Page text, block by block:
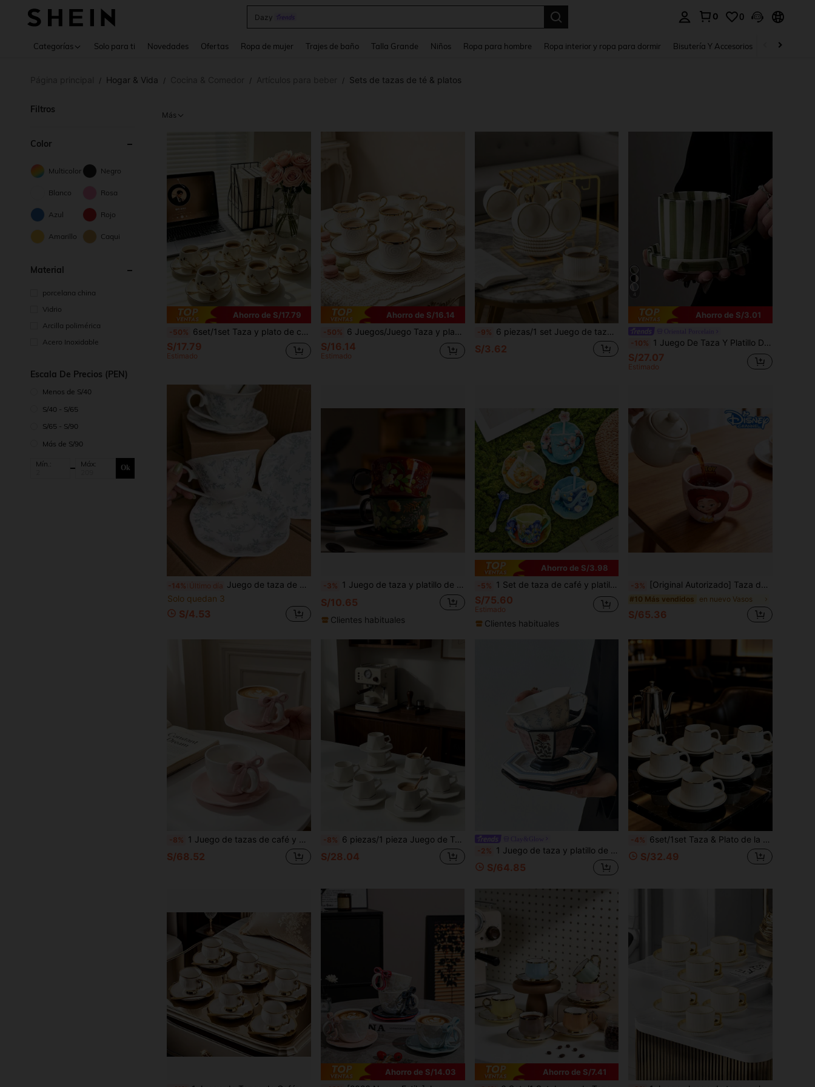
Dazy
0 0
Categorías Solo para ti Novedades Ofertas Ropa de mujer Trajes de baño Talla Grande Niños Ropa para hombre Ropa interior y ropa para dormir Bisutería Y Accesorios Zapatos
/ Hogar & Vida / / / Sets de tazas de té & platos
Filtros
Color
Multicolor Negro
Blanco Rosa
Azul Rojo
Amarillo Caqui
Material
porcelana china
Vidrio
Arcilla polimérica
Acero Inoxidable
Escala De Precios (PEN)
Menos de S/40
S/40 - S/65
S/65 - S/90
Más de S/90
Mín.: Máx: Ok
Más
Ahorro de S/17.79
-50% 6set/1set Taza y plato de cerámica con relieve de flor de ciruelo de 90ML, taza de arte de espresso latte, exquisita taza de té de la tarde que incluye taza de café y plato. Adecuado para hotel, restaurante, uso doméstico, decoración de mesa, té de la tarde, beber café, té de flores, regalo personalizado, recuerdo, fiesta, reunión, cumpleaños, regalo de boda y cena. Adecuado como regalo del Día de San Valentín para él, regalo del Día de la Madre
S/17.79
Estimado
Ahorro de S/16.14
-50% 6 Juegos/Juego Taza y platillo de cerámica con borde dorado en relieve estilo europeo, Juego de taza y platillo de espresso italiano de cerámica, que incluye taza de café y platillo, apto para lavavajillas. Adecuado para hotel, restaurante, uso doméstico, decoración de mesa, té de la tarde, tomar café, té de hierbas, regalo personalizado, recuerdo, suministros de cocina, fiesta, cumpleaños, boda, aniversario. Adecuado como regalo para el Día de San Valentín, Día de la Madre.
S/16.14
Estimado
-9% 6 piezas/1 set Juego de taza y platillo de café estilo europeo, Juego de taza de cerámica con relieve vintage, Juego de té de la tarde y caja de regalo de taza de té, Taza minimalista, Taza de café de cerámica con rayas verticales en relieve y fondo dorado electrochapado, Taza, Juego de té de la tarde, Un ritual completo de taza y platillo de café, Taza de té de la tarde de cerámica de lujo exquisita y ligera de alta calidad, Taza de leche de arte, Caja de regalo de taza de café minimalista, Juego de regalo de taza de café
S/3.62
4
Ahorro de S/3.01
-10% 1 Juego De Taza Y Platillo De Cerámica A Rayas De Estilo Nórdico, Juego De Taza Y Platillo De Café Con Leche Cilíndrico Redondo Estilo Ins, Taza De Vidrio Para Beber Y Juego De Taza Y Platillo De Té Delicado Para Uso Doméstico O Té De La Tarde
S/27.07
Estimado
-14% Último día Juego de taza de café y platillo de cerámica estilo francés, plato para merienda de té de la tarde, plato de postre, taza para arte latte, taza de té con flores, elegante juego de taza de café y platillo para uso diario, taza de leche para desayuno y plato para pan, perfecto como regalo para mayores y mejores amigos
Solo quedan 3
S/4.53
-3% 1 Juego de taza y platillo de café con diseño floral pintado a mano, juego de té de la tarde de cerámica vintage elegante, regalo de inauguración de casa y festividades para amigos
S/10.65
Clientes habituales
Ahorro de S/3.98
-5% 1 Set de taza de café y platillo de cerámica estilo pintado a mano de Van Gogh (180ml/6oz), taza de gran capacidad (380ml/13oz), 4 piezas de taza de espresso (100ml/3.3oz) con flor de albaricoque 3D, iris, cielo estrellado, girasol con asa, 1 pieza de platillo redondo, 1 pieza de cuchara, decoración del hogar única, gran regalo para el Día de San Valentín, Día de la Madre, Navidad
S/75.60
Estimado
Clientes habituales
-3% [Original Autorizado] Taza de cerámica con relieve 3D de Woody & Jessie de Disney, taza de café de dibujos animados linda, taza de agua para parejas, taza creativa para leche de desayuno, taza para beber en casa y oficina, regalo de cumpleaños
#10 Más vendidos en nuevo Vasos
S/65.36
-8% 1 Juego de tazas de café y platillos con grandes asas en forma de lazo; las tazas tienen asas resistentes al calor y son aptas para lavavajillas. Ideal para disfrutar del té de la tarde, los postres y el espresso, o como un juego de regalo o un regalo de vuelta a la escuela. Igualmente adecuado para reuniones familiares, saborear café, té y postres, así como regalos de inauguración de la casa y bodas
S/68.52
-8% 6 piezas/1 pieza Juego de Taza de Café y Platillo de Cerámica con Diseño de Rombo de 90ml, Apto para Microondas y Lavavajillas, Taza de Espresso y Taza de Café Árabe, Adecuado para Té de la Tarde, Cafetería, Cocina y Decoración del Hogar, Regalo Perfecto
S/28.04 -2% 1 Juego de taza y platillo de café de cerámica con diseño floral vintage francés, taza y platillo para agua/té de la tarde, taza y platillo como regalo para ocasiones especiales
S/64.85
-4% 6set/1set Taza & Plato de la Serie Cerámica con Rayas Verticales Doradas & Plateadas, Taza de Arte de Espresso Latte, Taza de Té de la Tarde Exquisita que Incluye Taza de Café y Plato. Adecuado para Hotel, Restaurante, Uso Doméstico, Decoración de Mesa, Té de la Tarde, Beber Café, Té de Flores, Regalo Personalizado, Recuerdo, Fiesta, Reunión, Cumpleaños, Regalo de Boda y Cena. Regalo Perfecto del Día de San Valentín para Él, Regalo del Día de la Madre
S/32.49
Ahorro de S/14.03 Ahorro de S/7.41